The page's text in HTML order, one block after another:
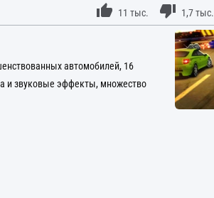
11 тыс. 1,7 тыс.
автомобилей, 16
и звуковые эффекты, множество